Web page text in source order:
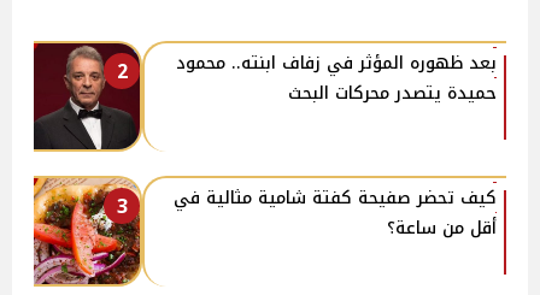
2
بعد ظهوره المؤثر في زفاف ابنته.. محمود
حميدة يتصدر محركات البحث
3
كيف تحضر صفيحة كفتة شامية مثالية في
أقل من ساعة؟